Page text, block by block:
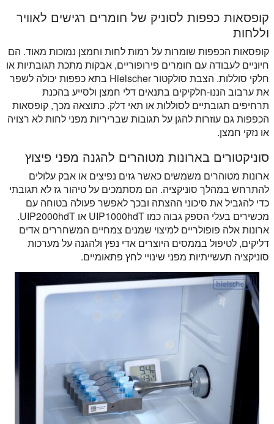
קופסאות כפפות לסוניק של חומרים רגישים לאוויר
וללחות
קופסאות הכפפות שומרות על רמות לחות וחמצן נמוכות מאוד. הם
חיוניים לעבודה עם חומרים פירופוריים, אבקות מתכת תגובתיות או
חלקי סוללות. הצבת סולקטור Hielscher בתא כפפות יכולה לשפר
את ערבוב הננו-חלקיקים בתנאים דלי חמצן ולסייע בהכנת
תרחיפים תגובתיים לסוללות או תאי דלק. כתוצאה מכך, קופסאות
הכפפות גם עוזרות להגן על תגובות שבריריות מפני לחות לא רצויה
או נזקי חמצן.
סוניקטורים בארונות מטוהרים להגנה מפני פיצוץ
ארונות מטוהרים משמשים כאשר גזים נפיצים או אבק עלולים
להתרחש במהלך סוניקציה. הם מסתמכים על טיהור גז לא תגובתי
כדי להגביל את סיכוני ההצתה ובכך לאפשר פעולה בטוחה עם
מכשירים בעלי הספק גבוה כמו UIP1000hdT או UIP2000hdT.
ארונות אלה פופולריים למיצוי שמנים צמחיים המשחררים אדים
דליקים, לטיפול בממסים היוצרים אדי נפץ ולהגנה על מערכות
סוניקציה תעשייתיות מפני שינויי לחץ פתאומיים.